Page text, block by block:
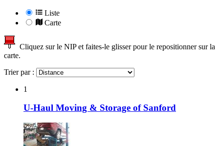
Liste
Carte
Cliquez sur le NIP et faites-le glisser pour le repositionner sur la
carte.
Trier par :
1
U-Haul Moving & Storage of Sanford